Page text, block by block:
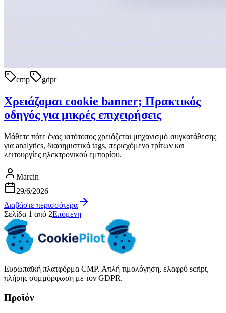
cmp gdpr
Χρειάζομαι cookie banner; Πρακτικός
οδηγός για μικρές επιχειρήσεις
Μάθετε πότε ένας ιστότοπος χρειάζεται μηχανισμό συγκατάθεσης
για analytics, διαφημιστικά tags, περιεχόμενο τρίτων και
λειτουργίες ηλεκτρονικού εμπορίου.
Marcin
29/6/2026
Διαβάστε περισσότερα
Σελίδα 1 από 2Επόμενη
Ευρωπαϊκή πλατφόρμα CMP. Απλή τιμολόγηση, ελαφρύ script,
πλήρης συμμόρφωση με τον GDPR.
Προϊόν